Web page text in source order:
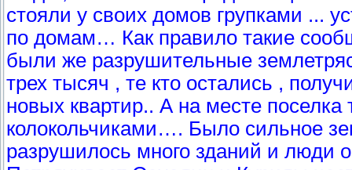
стояли у своих домов групками ...
по домам… Как правило такие
были же разрушительные
трех тысяч , те кто остались ,
новых квартир.. А на месте поселка
колокольчиками…. Было сильное
разрушилось много зданий и люди